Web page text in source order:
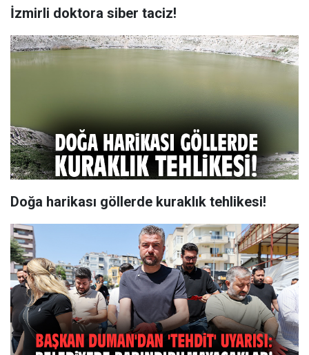
İzmirli doktora siber taciz!
Doğa harikası göllerde kuraklık tehlikesi!